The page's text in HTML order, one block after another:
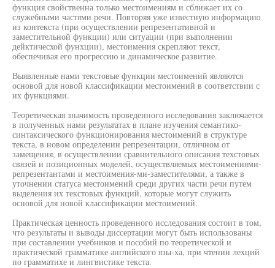
функция свойственна только местоимениям и сближает их со
служебными частями речи. Повторяя уже известную информацию
из контекста (при осуществлении репрезентативной и
заместительной функции) или ситуации (при выполнении
дейктичесхой фунхции), местоимения скрепляют текст,
обеспечивая его прогрессию и динамическое развитие.
Выявленные нами текстовые функции местоимений являются
основой для новой классификации местоимений в соответствии с
их функциями.
Теоретическая значимость проведенного исследования заключается
в полученных нами результатах в плане изучения семантико-
синтаксического функционирования местоимений в структуре
текста, в новом определении репрезентации, отличном от
замещения, в осуществлении сравнительного описания техстовых
связей и позиционных моделей, осуществляемых местоимениями-
репрезентантами и местоимения-ми-заместителями, а также в
уточнении статуса местоимений среди других части речи путем
выделения их текстовых функций, которые могут служить
основой для новой классификации местоимений.
Практическая ценность проведенного исследования состоит в том,
что результаты и выводы диссертации могут быть использованы
при составлении учебников и пособий по теоретической и
практической грамматике английского язы-ха, при чтении лехций
по грамматихе и лингвистике текста.